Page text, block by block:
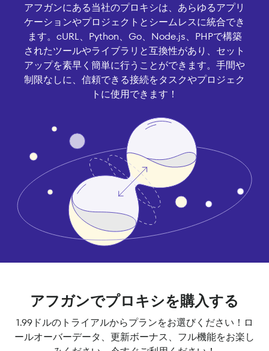
アフガンにある当社のプロキシは、あらゆるアプリ
ケーションやプロジェクトとシームレスに統合でき
ます。cURL、Python、Go、Node.js、PHPで構築
されたツールやライブラリと互換性があり、セット
アップを素早く簡単に行うことができます。手間や
制限なしに、信頼できる接続をタスクやプロジェク
トに使用できます！
アフガンでプロキシを購入する
1.99ドルのトライアルからプランをお選びください！ロ
ールオーバーデータ、更新ボーナス、フル機能をお楽し